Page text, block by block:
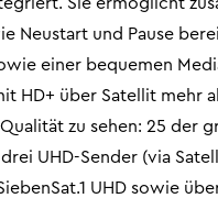
Neustart und Pause
einer bequemen
HD+ über Satellit mehr
zu sehen: 25 der
UHD-Sender (via
UHD sowie